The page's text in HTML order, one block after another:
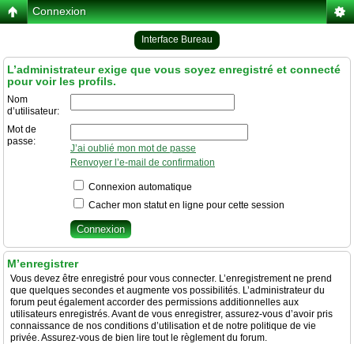
Connexion
Interface Bureau
L’administrateur exige que vous soyez enregistré et connecté
pour voir les profils.
Nom
d’utilisateur:
Mot de
passe:
J’ai oublié mon mot de passe
Renvoyer l’e-mail de confirmation
Connexion automatique
Cacher mon statut en ligne pour cette session
M’enregistrer
Vous devez être enregistré pour vous connecter. L’enregistrement ne prend
que quelques secondes et augmente vos possibilités. L’administrateur du
forum peut également accorder des permissions additionnelles aux
utilisateurs enregistrés. Avant de vous enregistrer, assurez-vous d’avoir pris
connaissance de nos conditions d’utilisation et de notre politique de vie
privée. Assurez-vous de bien lire tout le règlement du forum.